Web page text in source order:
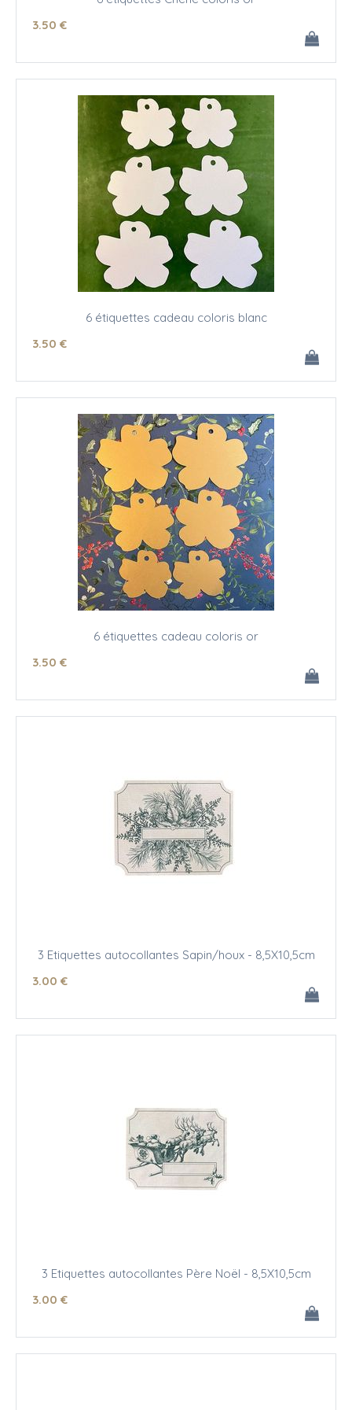
3.50 €
6 étiquettes cadeau coloris blanc
3.50 €
6 étiquettes cadeau coloris or
3.50 €
3 Etiquettes autocollantes Sapin/houx - 8,5X10,5cm
3.00 €
3 Etiquettes autocollantes Père Noël - 8,5X10,5cm
3.00 €